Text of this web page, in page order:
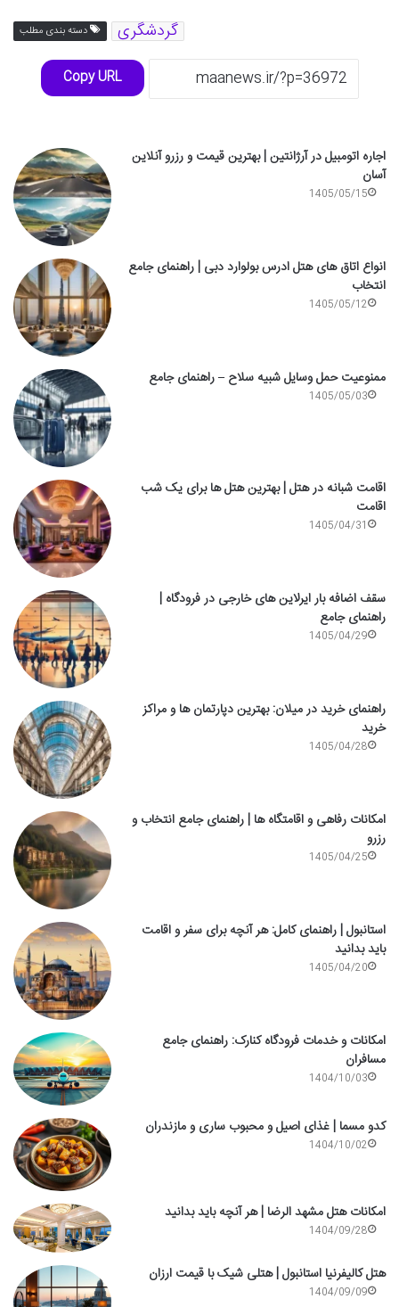
دسته بندی مطلب گردشگری
Copy URL
اجاره اتومبیل در آرژانتین | بهترین قیمت و رزرو آنلاین
آسان
1405/05/15
انواع اتاق های هتل ادرس بولوارد دبی | راهنمای جامع
انتخاب
1405/05/12
ممنوعیت حمل وسایل شبیه سلاح – راهنمای جامع
1405/05/03
اقامت شبانه در هتل | بهترین هتل ها برای یک شب
اقامت
1405/04/31
سقف اضافه بار ایرلاین های خارجی در فرودگاه |
راهنمای جامع
1405/04/29
راهنمای خرید در میلان: بهترین دپارتمان ها و مراکز
خرید
1405/04/28
امکانات رفاهی و اقامتگاه ها | راهنمای جامع انتخاب و
رزرو
1405/04/25
استانبول | راهنمای کامل: هر آنچه برای سفر و اقامت
باید بدانید
1405/04/20
امکانات و خدمات فرودگاه کنارک: راهنمای جامع
مسافران
1404/10/03
کدو مسما | غذای اصیل و محبوب ساری و مازندران
1404/10/02
امکانات هتل مشهد الرضا | هر آنچه باید بدانید
1404/09/28
هتل کالیفرنیا استانبول | هتلی شیک با قیمت ارزان
1404/09/09